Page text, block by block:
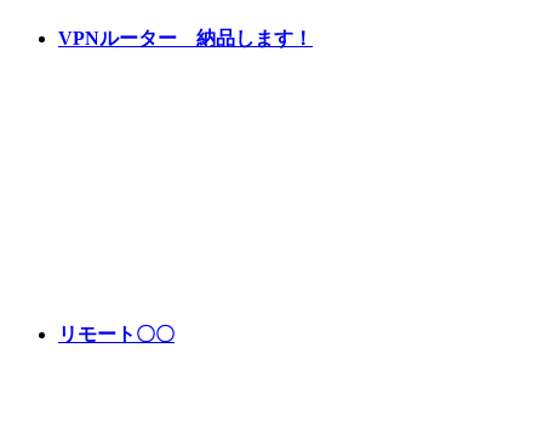
VPNルーター 納品します！
リモート〇〇